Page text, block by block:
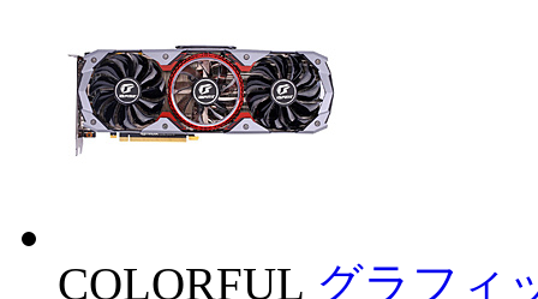
COLORFUL グラフィ